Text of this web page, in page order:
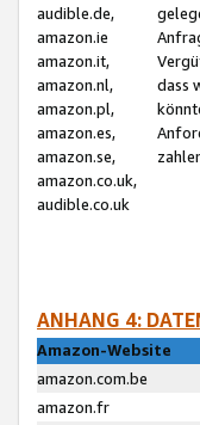
audible.de,
amazon.ie
amazon.it,
amazon.nl,
amazon.pl,
amazon.es,
amazon.se,
amazon.co.uk,
audible.co.uk
dass
ANHANG 4:
Amazon-Website
amazon.com.be
amazon.fr